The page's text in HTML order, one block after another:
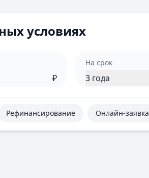
условиях
₽
На срок
3 года
Рефинансирование Онлайн-заявка